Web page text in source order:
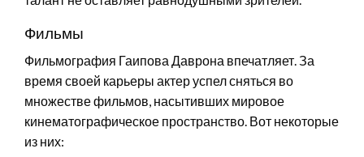
Фильмы
Фильмография Гаипова Даврона впечатляет. За
время своей карьеры актер успел сняться во
множестве фильмов, насытивших мировое
кинематографическое пространство. Вот некоторые
из них: